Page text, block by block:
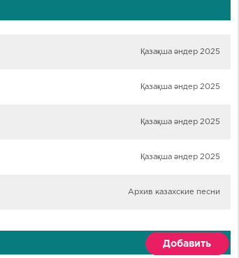
Қазақша әндер 2025
Қазақша әндер 2025
Қазақша әндер 2025
Қазақша әндер 2025
Архив казахские песни
Добавить